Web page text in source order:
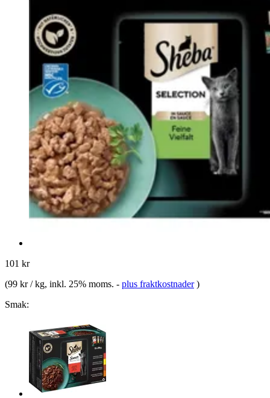
101 kr
(99 kr / kg, inkl. 25% moms. - plus fraktkostnader )
Smak: